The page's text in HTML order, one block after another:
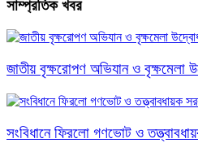
সাম্প্রতিক খবর
জাতীয় বৃক্ষরোপণ অভিযান ও বৃক্ষমেলা
সংবিধানে ফিরলো গণভোট ও